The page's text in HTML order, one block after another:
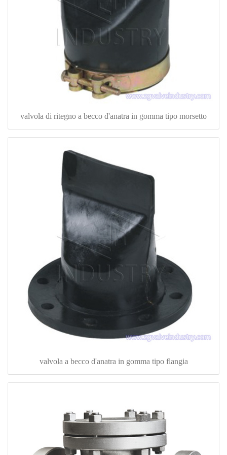
valvola di ritegno a becco d'anatra in gomma tipo morsetto
valvola a becco d'anatra in gomma tipo flangia